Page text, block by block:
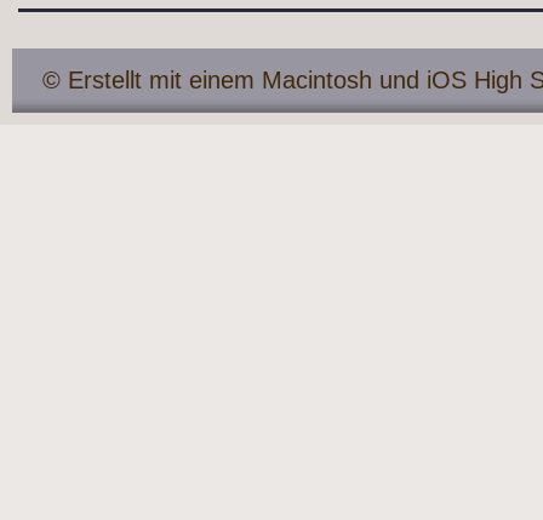
© Erstellt mit einem Macintosh und iOS High